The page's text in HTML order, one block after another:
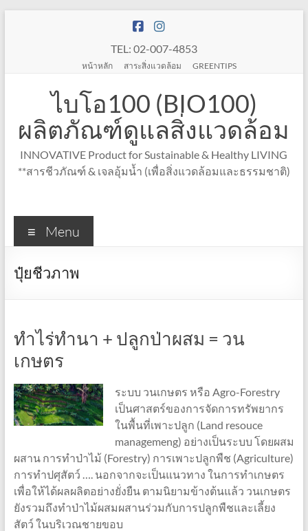
TEL: 02-007-4853
หน้าหลัก สาระสิ่งแวดล้อม GREENTIPS
ไบโอ100 (BIO100)
ผลิตภัณฑ์ดูแลสิ่งแวดล้อม
INNOVATIVE Product for Sustainable & Healthy LIVING
**สารชีวภัณฑ์ & เจลอุ้มน้ำ (เพื่อสิ่งแวดล้อมและธรรมชาติ)
Menu
ปุ๋ยชีวภาพ
ทำไร่ทำนา + ปลูกป่าผสม = วน
เกษตร
ระบบ วนเกษตร หรือ Agro-Forestry
เป็นศาสตร์ของการจัดการทรัพยากร
ในพื้นที่เพาะปลูก (Land resouce
managemeng) อย่างเป็นระบบ โดยผสม
ผสาน การทำป่าไม้ (Forestry) การเพาะปลูกพืช (Agriculture)
การทำปศุสัตว์ …. นอกจากจะเป็นแนวทาง ในการทำเกษตร
เพื่อให้ได้ผลผลิตอย่างยั่งยืน ตามนิยามข้างต้นแล้ว วนเกษตร
ยังรวมถึงทำป่าไม้ผสมผสานร่วมกับการปลูกพืชและเลี้ยง
สัตว์ ในบริเวณชายขอบ